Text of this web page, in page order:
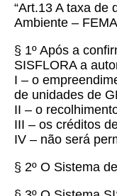
“Art.13 A taxa de
Ambiente –
§ 1º Após a
SISFLORA a
I – o
de unidades de
II – o
III – os créditos
IV – não será
§ 2º O Sistema